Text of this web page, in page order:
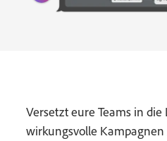
Versetzt eure Teams in die
wirkungsvolle